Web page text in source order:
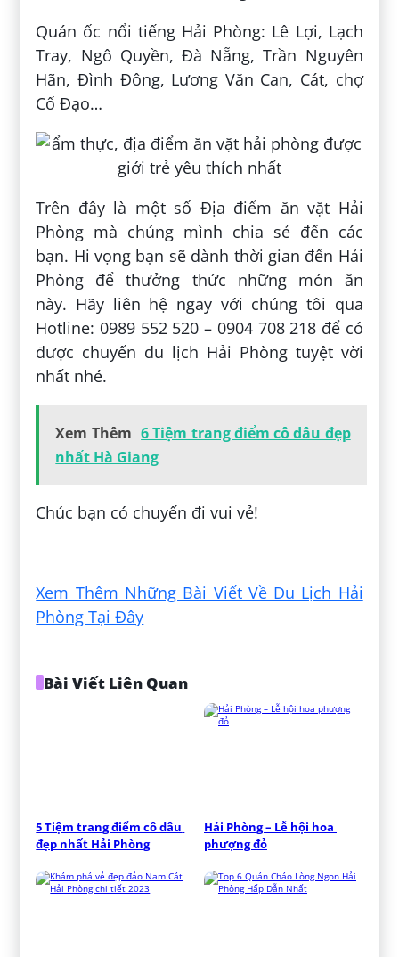
Quán ốc nổi tiếng Hải Phòng: Lê Lợi, Lạch
Tray, Ngô Quyền, Đà Nẵng, Trần Nguyên
Hãn, Đình Đông, Lương Văn Can, Cát, chợ
Cố Đạo…
Trên đây là một số Địa điểm ăn vặt Hải
Phòng mà chúng mình chia sẻ đến các
bạn. Hi vọng bạn sẽ dành thời gian đến Hải
Phòng để thưởng thức những món ăn
này. Hãy liên hệ ngay với chúng tôi qua
Hotline: 0989 552 520 – 0904 708 218 để có
được chuyến du lịch Hải Phòng tuyệt vời
nhất nhé.
Xem Thêm 6 Tiệm trang điểm cô dâu đẹp
nhất Hà Giang
Chúc bạn có chuyến đi vui vẻ!
Xem Thêm Những Bài Viết Về Du Lịch Hải
Phòng Tại Đây
Bài Viết Liên Quan
5 Tiệm trang điểm cô dâu
đẹp nhất Hải Phòng
Hải Phòng – Lễ hội hoa
phượng đỏ